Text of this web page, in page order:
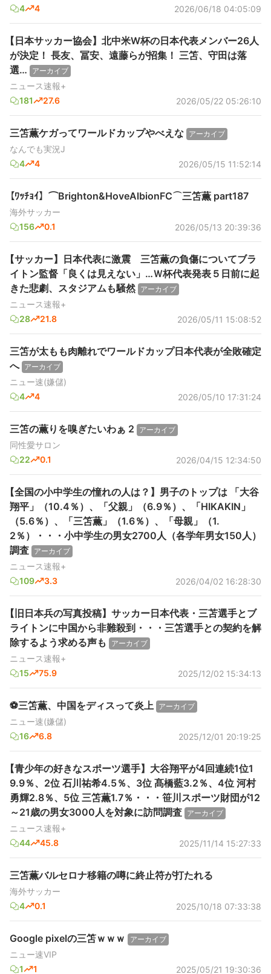
4
4 2026/06/18 04:05:09
【日本サッカー協会】北中米W杯の日本代表メンバー26人
が決定！ 長友、冨安、遠藤らが招集！ 三笘、守田は落
選…
アーカイブ
ニュース速報+
181
27.6 2026/05/22 05:26:10
三笘薫ケガってワールドカップやべえな アーカイブ
なんでも実況J
4
4 2026/05/15 11:52:14
【ﾜｯﾁｮｲ】⌒Brighton&HoveAlbionFC⌒三笘薫 part187
海外サッカー
156
0.1 2026/05/13 20:39:36
【サッカー】日本代表に激震 三笘薫の負傷についてブラ
イトン監督「良くは見えない」…Ｗ杯代表発表５日前に起
きた悲劇、スタジアムも騒然 アーカイブ
ニュース速報+
28
21.8 2026/05/11 15:08:52
三笘が太もも肉離れでワールドカップ日本代表が全敗確定
へ アーカイブ
ニュー速(嫌儲)
4
4 2026/05/10 17:31:24
三笘の薫りを嗅ぎたいわぁ 2 アーカイブ
同性愛サロン
22
0.1 2026/04/15 12:34:50
【全国の小中学生の憧れの人は？】男子のトップは 「大谷
翔平」（10.4％）、「父親」（6.9％）、「HIKAKIN」
（5.6％）、「三笘薫」（1.6％）、「母親」（1.
2％）・・・小中学生の男女2700人（各学年男女150人）
調査 アーカイブ
ニュース速報+
109
3.3 2026/04/02 16:28:30
【旧日本兵の写真投稿】サッカー日本代表・三苫選手とブ
ライトンに中国から非難殺到・・・三笘選手との契約を解
除するよう求める声も
アーカイブ
ニュース速報+
15
75.9 2025/12/02 15:34:13
⚽三笘薫、中国をディスって炎上 アーカイブ
ニュー速(嫌儲)
16
6.8 2025/12/01 20:19:25
【青少年の好きなスポーツ選手】大谷翔平が4回連続1位1
9.9％、2位 石川祐希4.5％、3位 髙橋藍3.2％、4位 河村
勇輝2.8％、5位 三笘薫1.7％・・・笹川スポーツ財団が12
～21歳の男女3000人を対象に訪問調査 アーカイブ
ニュース速報+
44
45.8 2025/11/14 15:27:33
三笘薫バルセロナ移籍の噂に終止符が打たれる
海外サッカー
4
0.1 2025/10/18 07:33:38
Google pixelの三笘ｗｗｗ アーカイブ
ニュー速VIP
1
1 2025/05/21 19:30:36